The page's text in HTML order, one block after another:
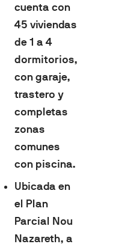
cuenta con
45 viviendas
de 1 a 4
dormitorios,
con garaje,
trastero y
completas
zonas
comunes
con piscina.
Ubicada en
el Plan
Parcial Nou
Nazareth, a